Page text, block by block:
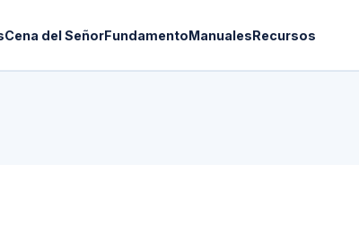
Cena del SeñorFundamentoManualesRecursos